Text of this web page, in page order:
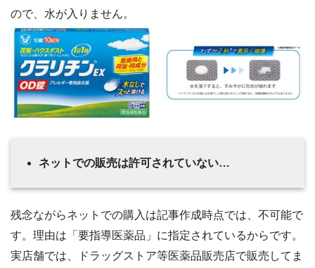
ので、水が入りません。
ネットでの販売は許可されていない…
残念ながらネットでの購入は記事作成時点では、不可能で
す。理由は「要指導医薬品」に指定されているからです。
実店舗では、ドラッグストア等医薬品販売店で販売してま